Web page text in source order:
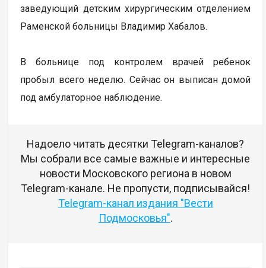
заведующий детским хирургическим отделением
Раменской больницы Владимир Хабалов.
В больнице под контролем врачей ребенок
пробыл всего неделю. Сейчас он выписан домой
под амбулаторное наблюдение.
Надоело читать десятки Telegram-каналов?
Мы собрали все самые важные и интересные
новости Московского региона в новом
Telegram-канале. Не пропусти, подписывайся!
Telegram-канал издания "Вести
Подмосковья".